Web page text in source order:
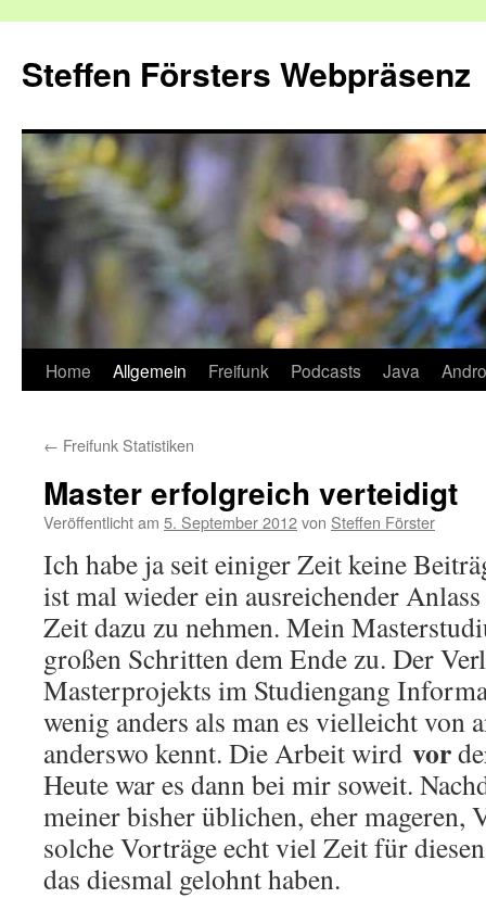
springen
Steffen Försters Webpräsenz
Home Allgemein Freifunk Podcasts Java
← Freifunk Statistiken
Master erfolgreich verteidigt
Veröffentlicht am 5. September 2012von Steffen Förster
Ich habe ja seit einiger Zeit keine
ist mal wieder ein ausreichender
Zeit dazu zu nehmen. Mein
großen Schritten dem Ende zu. Der
Masterprojekts im Studiengang
wenig anders als man es vielleicht von
anderswo kennt. Die Arbeit wird vor
Heute war es dann bei mir soweit.
meiner bisher üblichen, eher mageren,
solche Vorträge echt viel Zeit für
das diesmal gelohnt haben.